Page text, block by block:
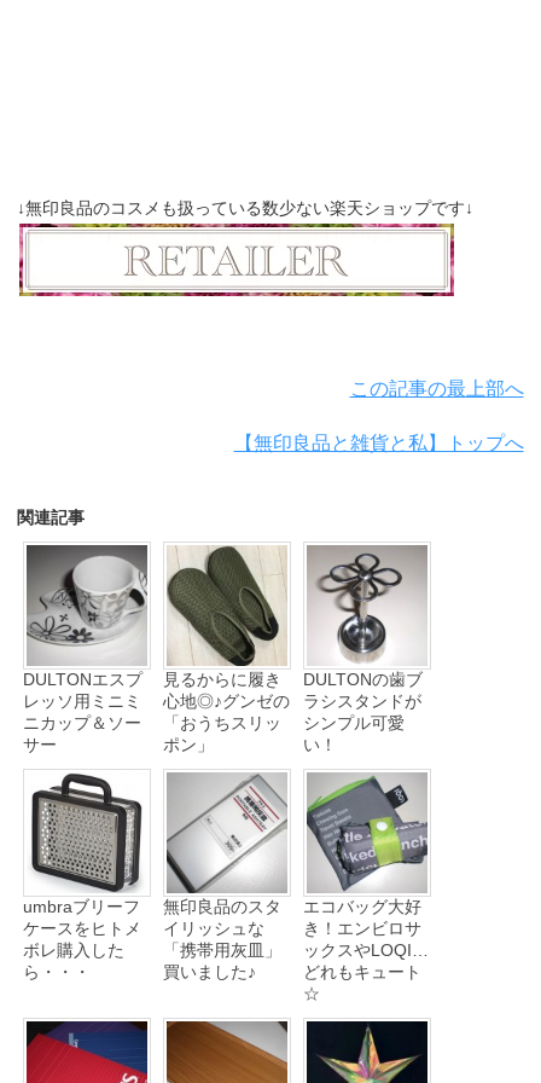
↓無印良品のコスメも扱っている数少ない楽天ショップです↓
この記事の最上部へ
【無印良品と雑貨と私】トップへ
関連記事
DULTONエスプ
レッソ用ミニミ
ニカップ＆ソー
サー
見るからに履き
心地◎♪グンゼの
「おうちスリッ
ポン」
DULTONの歯ブ
ラシスタンドが
シンプル可愛
い！
umbraブリーフ
ケースをヒトメ
ボレ購入した
ら・・・
無印良品のスタ
イリッシュな
「携帯用灰皿」
買いました♪
エコバッグ大好
き！エンビロサ
ックスやLOQI…
どれもキュート
☆